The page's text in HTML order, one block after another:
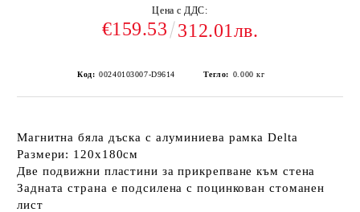
Цена с ДДС:
€159.53 312.01лв.
Код: 00240103007-D9614 Тегло: 0.000 кг
Магнитна бяла дъска с алуминиева рамка Delta
Размери: 120x180см
Две подвижни пластини за прикрепване към стена
Задната страна е подсилена с поцинкован стоманен
лист